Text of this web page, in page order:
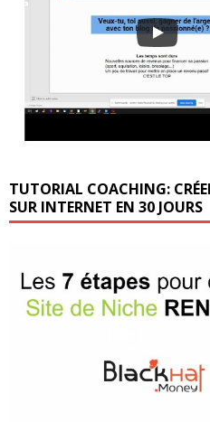
TUTORIAL COACHING:
SUR INTERNET EN 30 JOURS